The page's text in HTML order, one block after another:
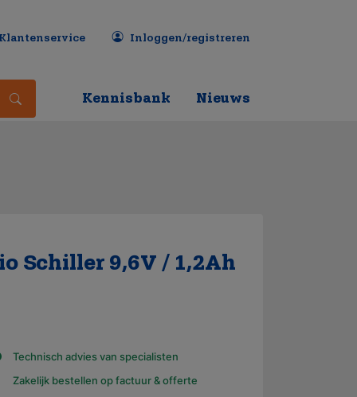
Klantenservice Inloggen/registreren
Kennisbank Nieuws
Schiller 9,6V / 1,2Ah
Technisch advies van specialisten
Zakelijk bestellen op factuur & offerte